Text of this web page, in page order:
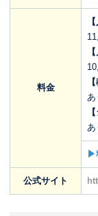
料金
▶
公式サイト